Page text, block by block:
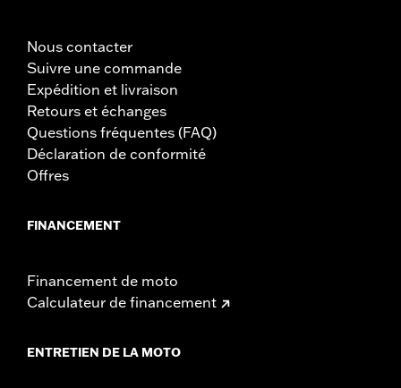
Nous contacter
Suivre une commande
Expédition et livraison
Retours et échanges
Questions fréquentes (FAQ)
Déclaration de conformité
Offres
FINANCEMENT
Financement de moto
Calculateur de financement
ENTRETIEN DE LA MOTO